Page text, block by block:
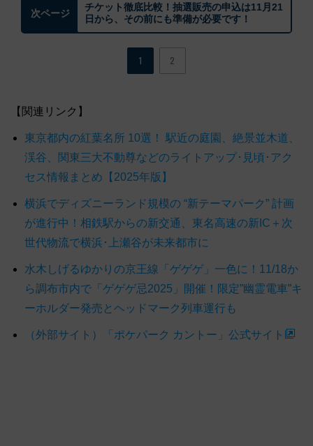
次ページ
チケット徹底比較！抽選販売の申込は11月21
日から、その前にも準備が必要です！
1 2
【関連リンク】
東京都内の紅葉名所 10選！ 駅近の庭園、絶景並木道、
渓谷、関東三大不動尊などのライトアップ･見頃･アク
セス情報まとめ【2025年版】
横浜でディズニーランド規模の “新テーマパーク” 計画
が進行中！相鉄駅からの新交通、東名高速の新IC＋次
世代物流で横浜･上瀬谷が未来都市に
水木しげるゆかりの京王線「ゲゲゲ」一色に！11/18か
ら調布市内で「ゲゲゲ忌2025」開催！限定”幽霊電車”キ
ーホルダー発売とヘッドマーク列車運行も
（外部サイト）「ポケパーク カントー」公式サイト